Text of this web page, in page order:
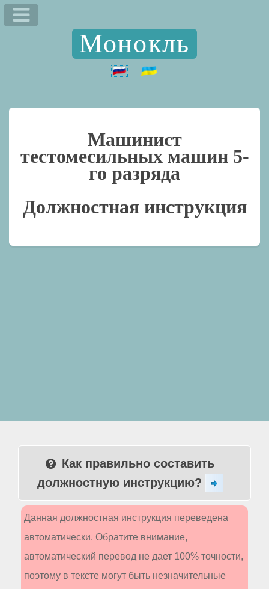
Монокль
Машинист
тестомесильных машин 5-
го разряда
Должностная инструкция
Как правильно составить
должностную инструкцию?
Данная должностная инструкция переведена
автоматически. Обратите внимание,
автоматический перевод не дает 100% точности,
поэтому в тексте могут быть незначительные